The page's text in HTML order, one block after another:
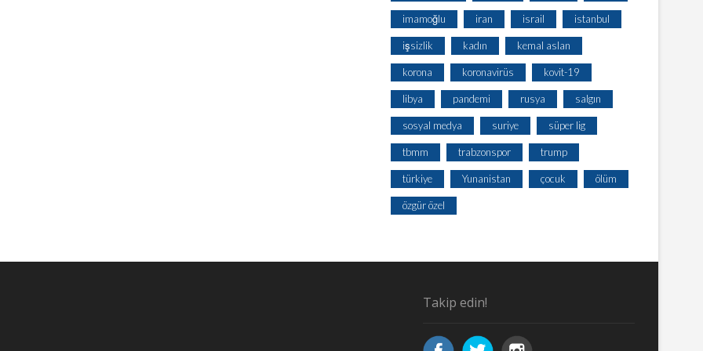
imamoğlu iran israil istanbul
işsizlik kadın kemal aslan
korona koronavirüs kovit-19
libya pandemi rusya salgın
sosyal medya suriye süper lig
tbmm trabzonspor trump
türkiye Yunanistan çocuk ölüm
özgür özel
Takip edin!